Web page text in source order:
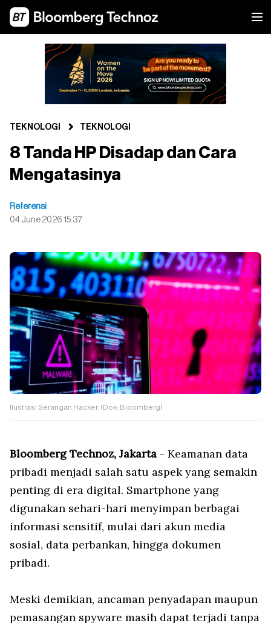
TEKNOLOGI TEKNOLOGI
8 Tanda HP Disadap dan Cara
Mengatasinya
Referensi
04 June 2026 15:37
Ilustrasi Serangan Hacker. (Dok: Bloomberg)
Bloomberg Technoz, Jakarta - Keamanan data
pribadi menjadi salah satu aspek yang semakin
penting di era digital. Smartphone yang
digunakan sehari-hari menyimpan berbagai
informasi sensitif, mulai dari akun media
sosial, data perbankan, hingga dokumen
pribadi.
Meski demikian, ancaman penyadapan maupun
pemasangan spyware masih dapat terjadi tanpa